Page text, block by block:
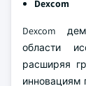
Dexcom
Dexcom
области
расширяя
инновациям